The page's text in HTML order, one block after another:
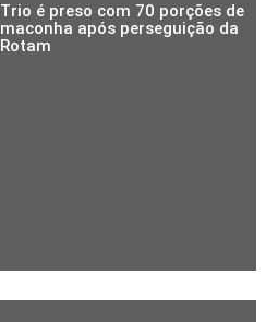
Trio é preso com 70 porções de
maconha após perseguição da
Rotam